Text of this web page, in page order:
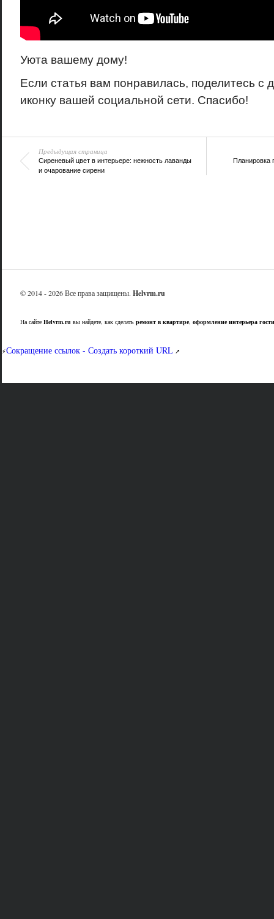
Уюта вашему дому!
Если статья вам понравилась, поделитесь с
иконку вашей социальной сети. Спасибо!
Предыдущая страница
Сиреневый цвет в интерьере: нежность лаванды
и очарование сирени
Планировка
© 2014 - 2026 Все права защищены. Helvrm.ru
На сайте Helvrm.ru вы найдете, как сделать ремонт в квартире, оформление интерьера
⚡Сокращение ссылок - Создать короткий URL↗